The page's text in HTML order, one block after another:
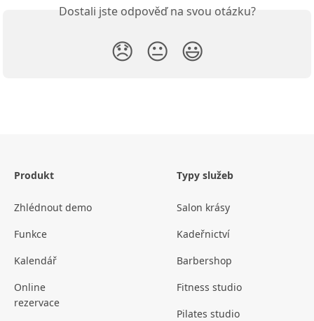
Dostali jste odpověď na svou otázku?
😞 😐 😃
Produkt
Zhlédnout demo
Funkce
Kalendář
Online
rezervace
Typy služeb
Salon krásy
Kadeřnictví
Barbershop
Fitness studio
Pilates studio